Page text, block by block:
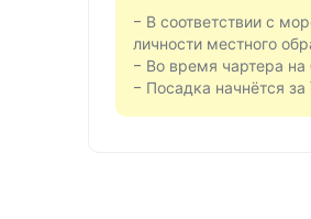
- В соответствии с
личности местного
- Во время чартера на
- Посадка начнётся за